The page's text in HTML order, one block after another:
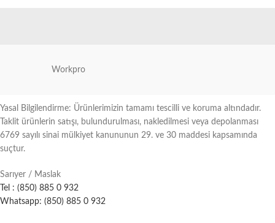
Workpro
Yasal Bilgilendirme: Ürünlerimizin tamamı tescilli ve koruma altındadır.
Taklit ürünlerin satışı, bulundurulması, nakledilmesi veya depolanması
6769 sayılı sinai mülkiyet kanununun 29. ve 30 maddesi kapsamında
suçtur.
Sarıyer / Maslak
Tel : (850) 885 0 932
Whatsapp: (850) 885 0 932